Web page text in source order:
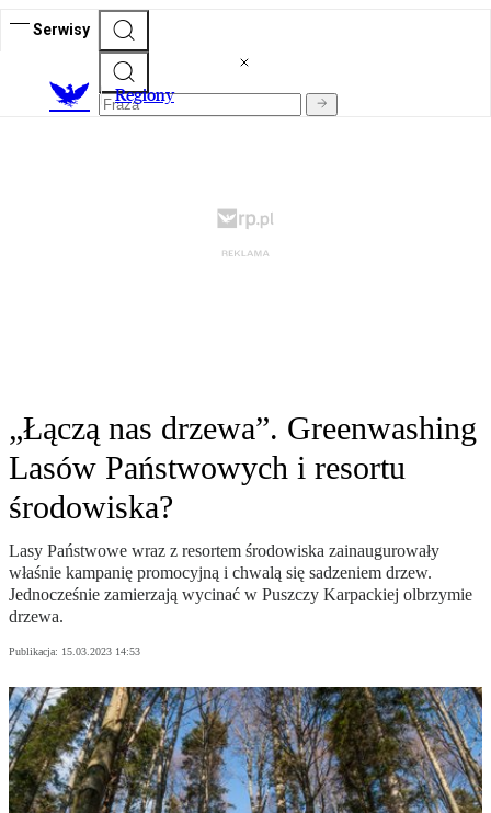
Serwisy
Regiony
„Łączą nas drzewa”. Greenwashing
Lasów Państwowych i resortu
środowiska?
Lasy Państwowe wraz z resortem środowiska zainaugurowały
właśnie kampanię promocyjną i chwalą się sadzeniem drzew.
Jednocześnie zamierzają wycinać w Puszczy Karpackiej olbrzymie
drzewa.
Publikacja: 15.03.2023 14:53